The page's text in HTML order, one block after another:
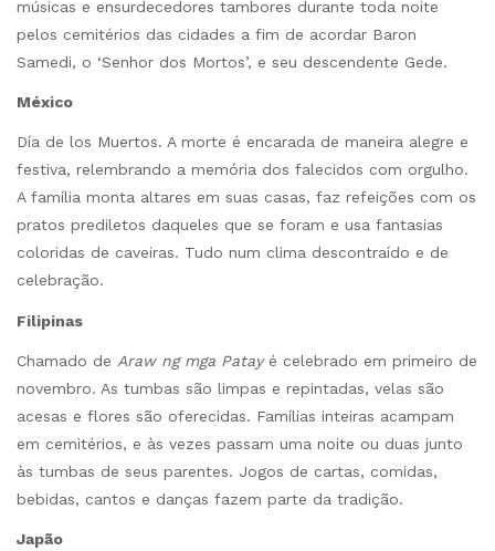
músicas e ensurdecedores tambores durante toda noite
pelos cemitérios das cidades a fim de acordar Baron
Samedi, o ‘Senhor dos Mortos’, e seu descendente Gede.
México
Día de los Muertos. A morte é encarada de maneira alegre e
festiva, relembrando a memória dos falecidos com orgulho.
A família monta altares em suas casas, faz refeições com os
pratos prediletos daqueles que se foram e usa fantasias
coloridas de caveiras. Tudo num clima descontraído e de
celebração.
Filipinas
Chamado de Araw ng mga Patayé celebrado em primeiro de
novembro. As tumbas são limpas e repintadas, velas são
acesas e flores são oferecidas. Famílias inteiras acampam
em cemitérios, e às vezes passam uma noite ou duas junto
às tumbas de seus parentes. Jogos de cartas, comidas,
bebidas, cantos e danças fazem parte da tradição.
Japão